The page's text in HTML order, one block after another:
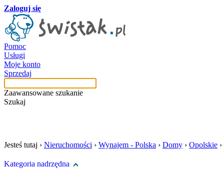
Zaloguj się
Pomoc
Usługi
Moje konto
Sprzedaj
Zaawansowane szukanie
Szukaj
Jesteś tutaj › Nieruchomości › Wynajem - Polska › Domy › Opolskie ›
Kategoria nadrzędna